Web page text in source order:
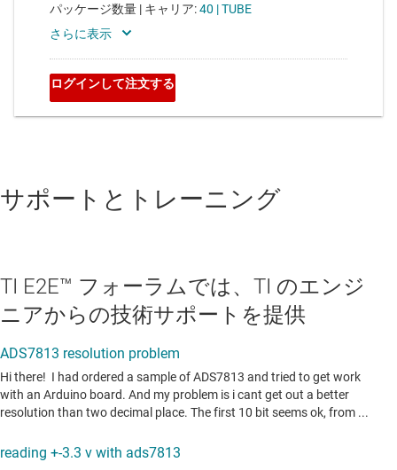
サポートとトレーニング
TI E2E™ フォーラムでは、TI のエンジ
ニアからの技術サポートを提供